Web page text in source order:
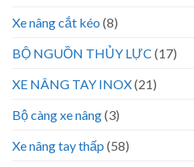
Xe nâng cắt kéo (8)
BỘ NGUỒN THỦY LỰC (17)
XE NÂNG TAY INOX(21)
Bộ càng xe nâng(3)
Xe nâng tay thấp (58)